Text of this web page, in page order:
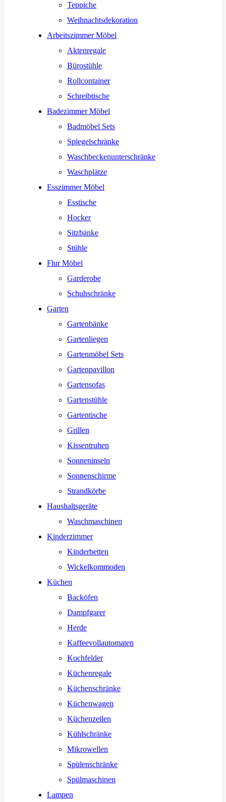
Teppiche
Weihnachtsdekoration
Arbeitszimmer Möbel
Aktenregale
Bürostühle
Rollcontainer
Schreibtische
Badezimmer Möbel
Badmöbel Sets
Spiegelschränke
Waschbeckenunterschränke
Waschplätze
Esszimmer Möbel
Esstische
Hocker
Sitzbänke
Stühle
Flur Möbel
Garderobe
Schuhschränke
Garten
Gartenbänke
Gartenliegen
Gartenmöbel Sets
Gartenpavillon
Gartensofas
Gartenstühle
Gartentische
Grillen
Kissentruhen
Sonneninseln
Sonnenschirme
Strandkörbe
Haushaltsgeräte
Waschmaschinen
Kinderzimmer
Kinderbetten
Wickelkommoden
Küchen
Backöfen
Dampfgarer
Herde
Kaffeevollautomaten
Kochfelder
Küchenregale
Küchenschränke
Küchenwagen
Küchenzeilen
Kühlschränke
Mikrowellen
Spülenschränke
Spülmaschinen
Lampen